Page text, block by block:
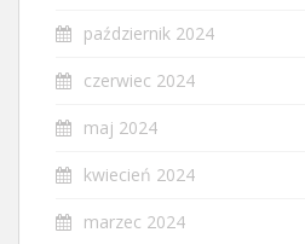
październik 2024
czerwiec 2024
maj 2024
kwiecień 2024
marzec 2024